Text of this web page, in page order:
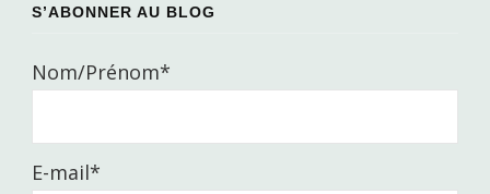
S’ABONNER AU BLOG
Nom/Prénom*
E-mail*